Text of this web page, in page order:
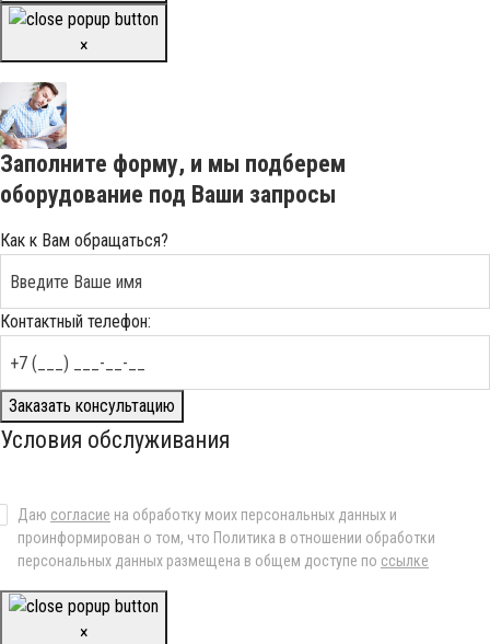
×
Заполните форму, и мы подберем
оборудование под Ваши запросы
Как к Вам обращаться?
Контактный телефон:
Заказать консультацию
Условия обслуживания
Даю согласие на обработку моих персональных данных и
проинформирован о том, что Политика в отношении обработки
персональных данных размещена в общем доступе по ссылке
×